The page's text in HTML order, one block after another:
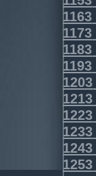
1163
1173
1183
1193
1203
1213
1223
1233
1243
1253